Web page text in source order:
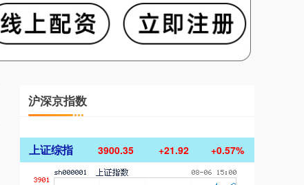
沪深京指数
上证综指 3900.35 +21.92 +0.57%